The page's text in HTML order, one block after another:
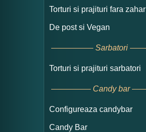
Torturi si prajituri fara zahar
De post si Vegan
Sarbatori
Torturi si prajituri sarbatori
Candy bar
Configureaza candybar
Candy Bar